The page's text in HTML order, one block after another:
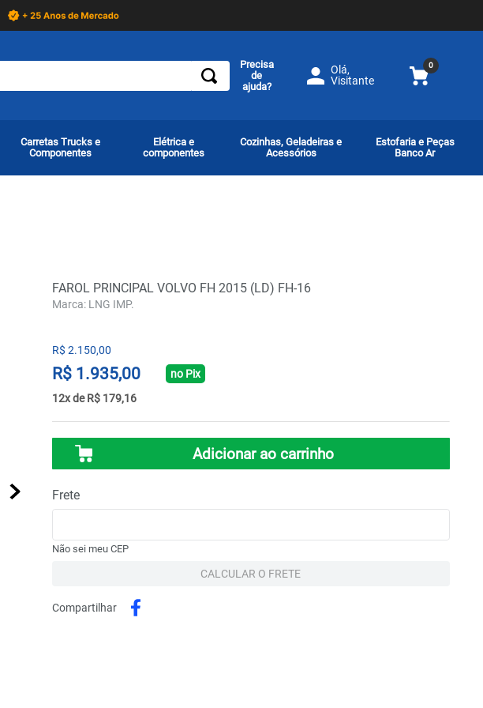
Precisa
de
ajuda?
Olá,
Visitante
0
Carretas Trucks e
Componentes
Elétrica e
componentes
Cozinhas, Geladeiras e
Acessórios
Estofaria e Peças
Banco Ar
FAROL PRINCIPAL VOLVO FH 2015 (LD) FH-16
LNG IMP.
R$ 2.150,00
R$ 1 .935,00 no Pix
12 R$ 179,16
Adicionar ao carrinho
Não sei meu CEP
CALCULAR O FRETE
Compartilhar